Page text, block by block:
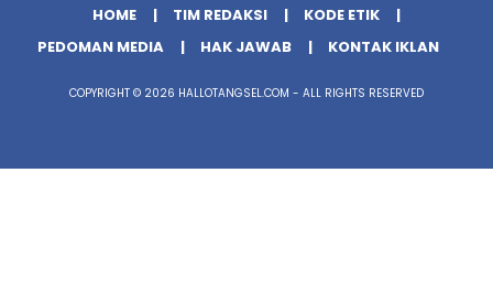
HOME TIM REDAKSI
KODE ETIK
PEDOMAN MEDIA
HAK JAWAB KONTAK IKLAN
COPYRIGHT © 2026 HALLOTANGSEL.COM - ALL RIGHTS RESERVED